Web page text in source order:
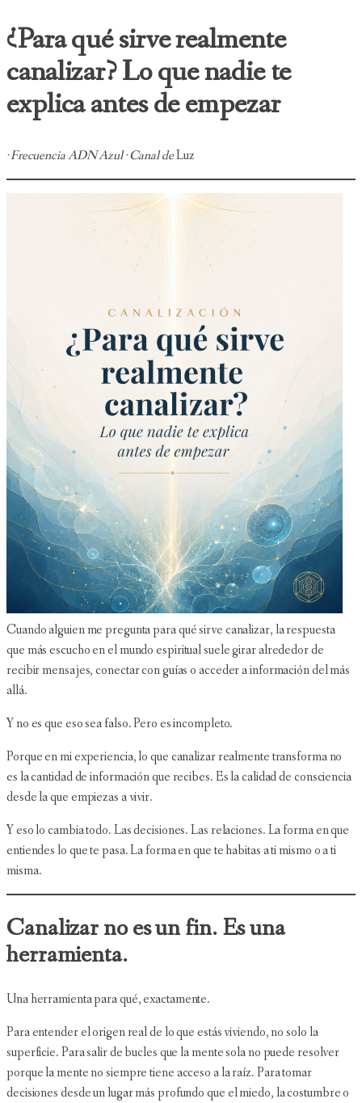
¿Para qué sirve realmente
canalizar? Lo que nadie te
explica antes de empezar
· Frecuencia ADN Azul · Canal deLuz
Cuando alguien me pregunta para qué sirve canalizar, la respuesta
que más escucho en el mundo espiritual suele girar alrededor de
recibir mensajes, conectar con guías o acceder a información del más
allá.
Y no es que eso sea falso. Pero es incompleto.
Porque en mi experiencia, lo que canalizar realmente transforma no
es la cantidad de información que recibes. Es la calidad de consciencia
desde la que empiezas a vivir.
Y eso lo cambia todo. Las decisiones. Las relaciones. La forma en que
entiendes lo que te pasa. La forma en que te habitas a ti mismo o a ti
misma.
Canalizar no es un fin. Es una
herramienta.
Una herramienta para qué, exactamente.
Para entender el origen real de lo que estás viviendo, no solo la
superficie. Para salir de bucles que la mente sola no puede resolver
porque la mente no siempre tiene acceso a la raíz. Para tomar
decisiones desde un lugar más profundo que el miedo, la costumbre o